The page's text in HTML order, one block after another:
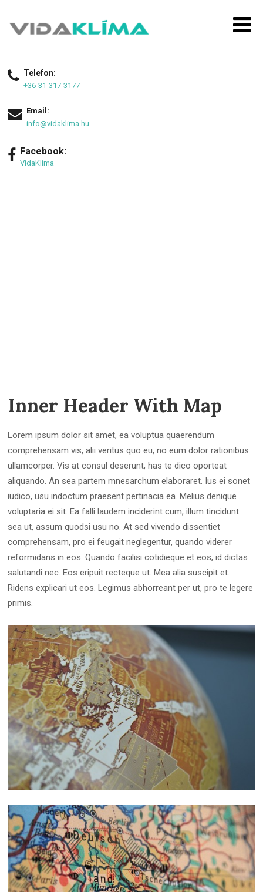
Telefon:
+36-31-317-3177
Email:
info@vidaklima.hu
Facebook:
VidaKlima
Inner Header With Map
Lorem ipsum dolor sit amet, ea voluptua quaerendum
comprehensam vis, alii veritus quo eu, no eum dolor rationibus
ullamcorper. Vis at consul deserunt, has te dico oporteat
aliquando. An sea partem mnesarchum elaboraret. Ius ei sonet
iudico, usu indoctum praesent pertinacia ea. Melius denique
voluptaria ei sit. Ea falli laudem inciderint cum, illum tincidunt
sea ut, assum quodsi usu no. At sed vivendo dissentiet
comprehensam, pro ei feugait neglegentur, quando viderer
reformidans in eos. Quando facilisi cotidieque et eos, id dictas
salutandi nec. Eos eripuit recteque ut. Mea alia suscipit et.
Ridens explicari ut eos. Legimus abhorreant per ut, pro te legere
primis.